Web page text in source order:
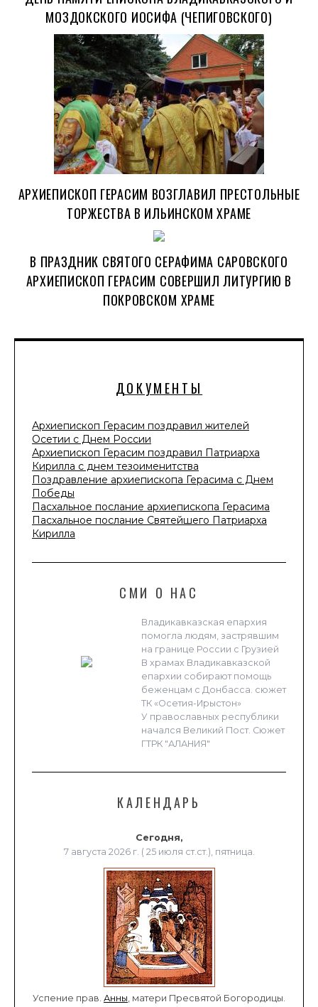
ДОКУМЕНТЫ
Архиепископ Герасим поздравил жителей
Осетии с Днем России
Архиепископ Герасим поздравил Патриарха
Кирилла с днем тезоименитства
Поздравление архиепископа Герасима с Днем
Победы
Пасхальное послание архиепископа Герасима
Пасхальное послание Святейшего Патриарха
Кирилла
СМИ О НАС
Владикавказская епархия
помогла людям, застрявшим
на границе России с Грузией
В храмах Владикавказской
епархии собирают помощь
беженцам с Донбасса. сюжет
ТК «Осетия-Ирыстон»
У православных республики
начался Великий Пост. Сюжет
ГТРК "АЛАНИЯ"
КАЛЕНДАРЬ
Сегодня,
7 августа 2026 г. ( 25 июля ст.ст.), пятница.
Успение прав. Анны, матери Пресвятой Богородицы.
МОЗДОКСКОГО ИОСИФА (ЧЕПИГОВСКОГО)
АРХИЕПИСКОП ГЕРАСИМ ВОЗГЛАВИЛ ПРЕСТОЛЬНЫЕ
ТОРЖЕСТВА В ИЛЬИНСКОМ ХРАМЕ
В ПРАЗДНИК СВЯТОГО СЕРАФИМА САРОВСКОГО
АРХИЕПИСКОП ГЕРАСИМ СОВЕРШИЛ ЛИТУРГИЮ В
ПОКРОВСКОМ ХРАМЕ